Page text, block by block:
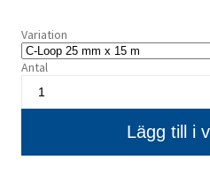
Variation
Antal